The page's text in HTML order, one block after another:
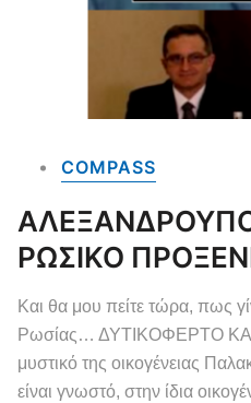
COMPASS
ΡΩΣΙΚΟ
Και θα μου πείτε τώρα, πως
Ρωσίας… ΔΥΤΙΚΟΦΕΡΤΟ ΚΑΙ
μυστικό της οικογένειας
είναι γνωστό, στην ίδια